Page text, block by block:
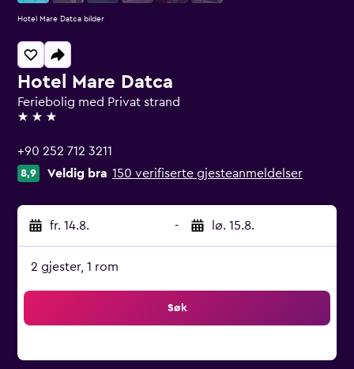
Hotel Mare Datca
Feriebolig med Privat strand
3 stjerner
+90 252 712 3211
8,9 Veldig bra 150 verifiserte gjesteanmeldelser
fr. 14.8. - lø. 15.8.
2 gjester, 1 rom
Søk
Hotel Mare Datca bilder